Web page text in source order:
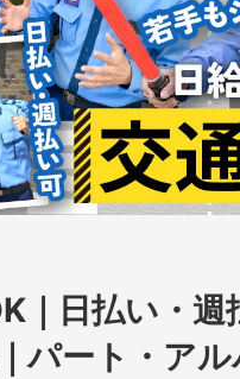
｜日払い・
パート・ア